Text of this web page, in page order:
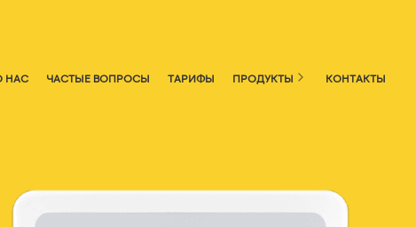
НАС ЧАСТЫЕ ВОПРОСЫ ТАРИФЫ ПРОДУКТЫ КОНТАКТЫ